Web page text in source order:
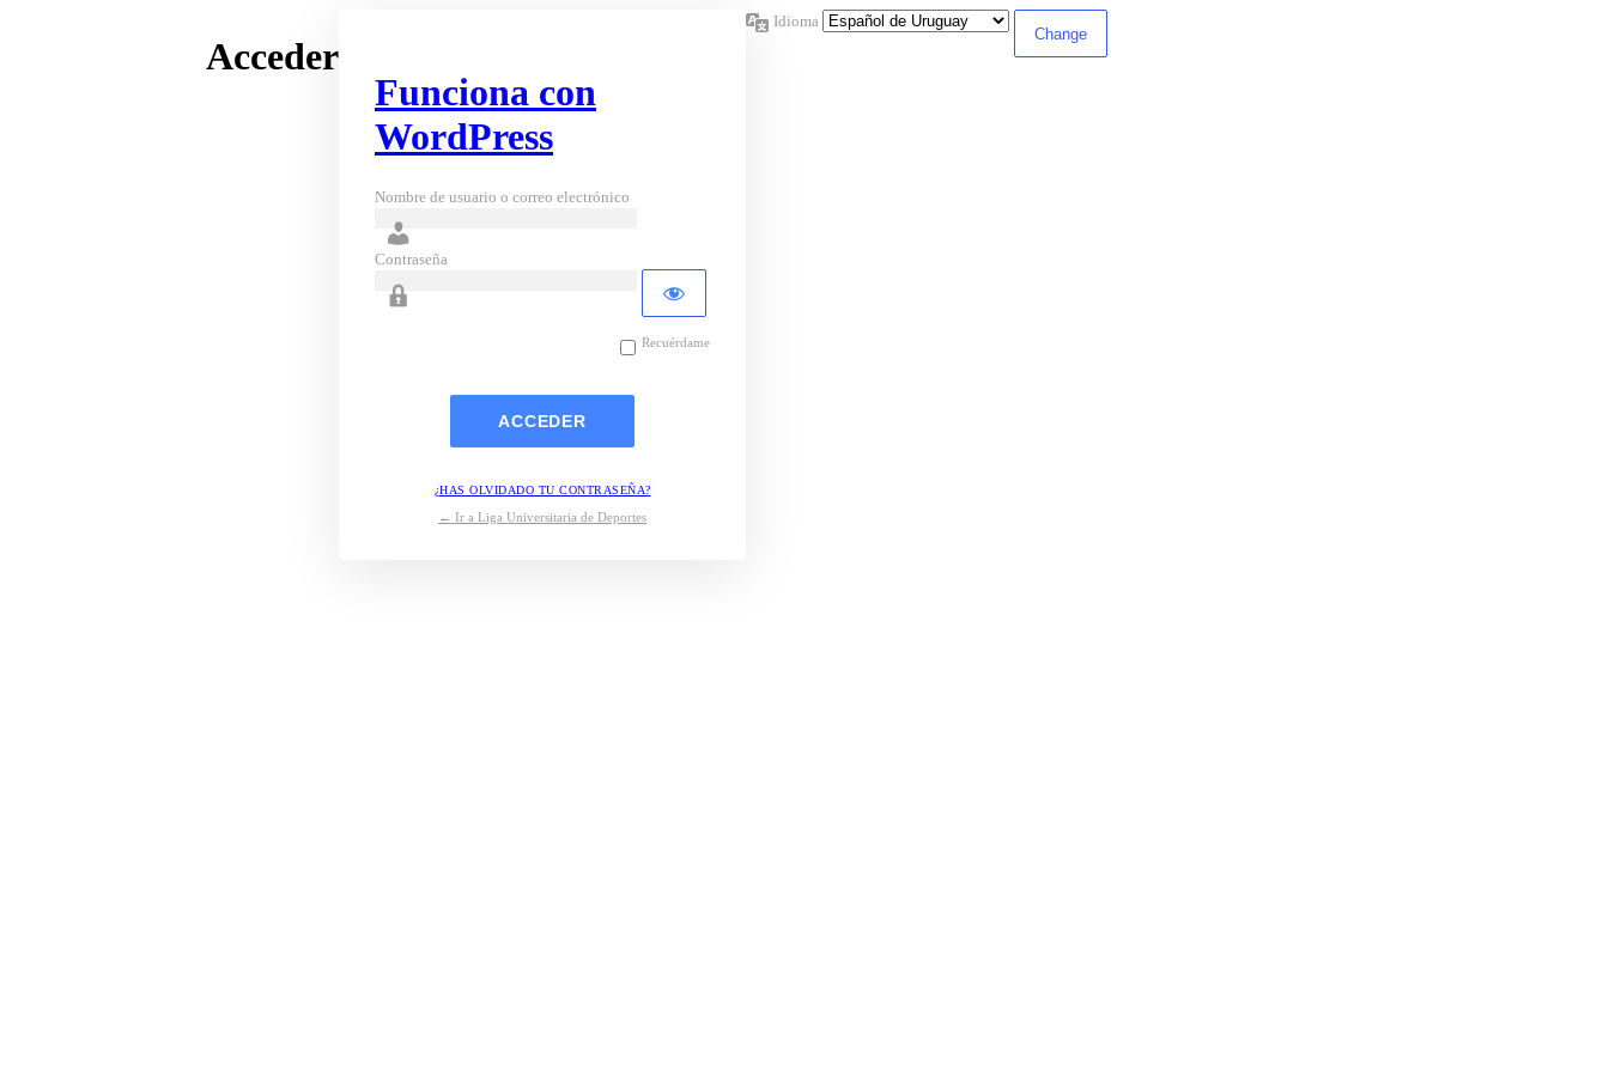
Acceder
Funciona con
WordPress
Nombre de usuario o correo electrónico
Contraseña
Recuérdame
¿HAS OLVIDADO TU CONTRASEÑA?
← Ir a Liga Universitaria de Deportes
Idioma